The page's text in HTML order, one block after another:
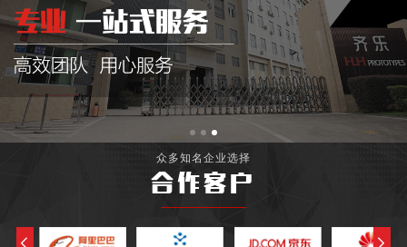
众多知名企业选择
合作客户